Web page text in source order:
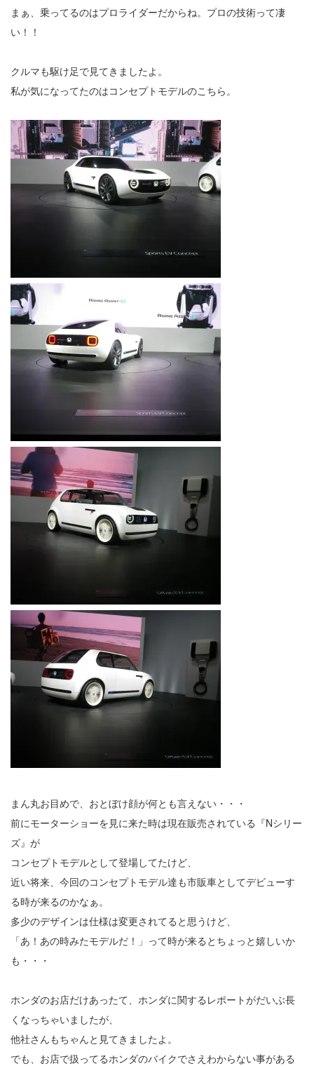
まぁ、乗ってるのはプロライダーだからね。プロの技術って凄
い！！
クルマも駆け足で見てきましたよ。
私が気になってたのはコンセプトモデルのこちら。
まん丸お目めで、おとぼけ顔が何とも言えない・・・
前にモーターショーを見に来た時は現在販売されている『Nシリー
ズ』が
コンセプトモデルとして登場してたけど、
近い将来、今回のコンセプトモデル達も市販車としてデビューす
る時が来るのかなぁ。
多少のデザインは仕様は変更されてると思うけど、
「あ！あの時みたモデルだ！」って時が来るとちょっと嬉しいか
も・・・
ホンダのお店だけあったて、ホンダに関するレポートがだいぶ長
くなっちゃいましたが、
他社さんもちゃんと見てきましたよ。
でも、お店で扱ってるホンダのバイクでさえわからない事がある